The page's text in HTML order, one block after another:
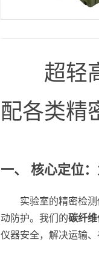
超轻
配各类精
一、 核心定位
实验室的精密检
动防护。我们的碳纤
仪器安全，解决运输